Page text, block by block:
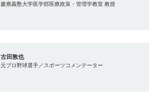
慶應義塾大学医学部医療政策・管理学教室 教授
古田敦也
元プロ野球選手／スポーツコメンテーター